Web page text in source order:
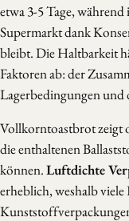
etwa 3-5 Tage,
Supermarkt dank
bleibt. Die Haltbarkeit
Faktoren ab: der
Lagerbedingungen und
Vollkorntoastbrot zeigt
die enthaltenen
können.Luftdichte
erheblich, weshalb viele